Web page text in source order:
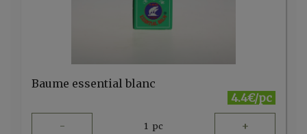
Baume essential blanc
4.4€/pc
- 1 pc +